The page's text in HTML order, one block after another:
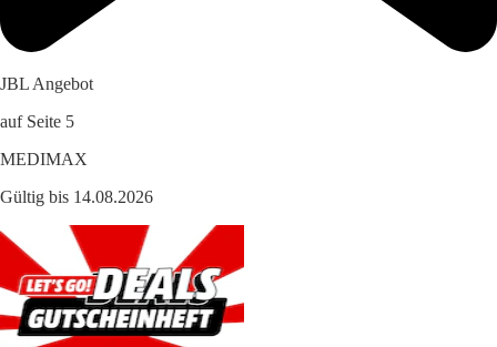
JBL Angebot
auf Seite 5
MEDIMAX
Gültig bis 14.08.2026